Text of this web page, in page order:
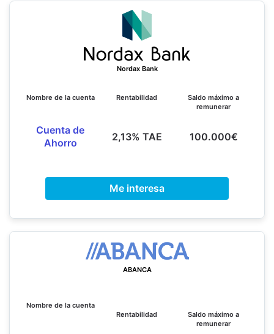
Nordax Bank
Nombre de la cuenta
Cuenta de
Ahorro
Rentabilidad
2,13% TAE
Saldo máximo a
remunerar
100.000€
Me interesa
ABANCA
Nombre de la cuenta
Rentabilidad
Saldo máximo a
remunerar